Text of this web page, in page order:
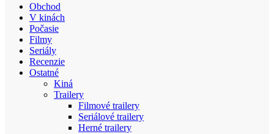
Obchod
V kinách
Počasie
Filmy
Seriály
Recenzie
Ostatné
Kiná
Trailery
Filmové trailery
Seriálové trailery
Herné trailery